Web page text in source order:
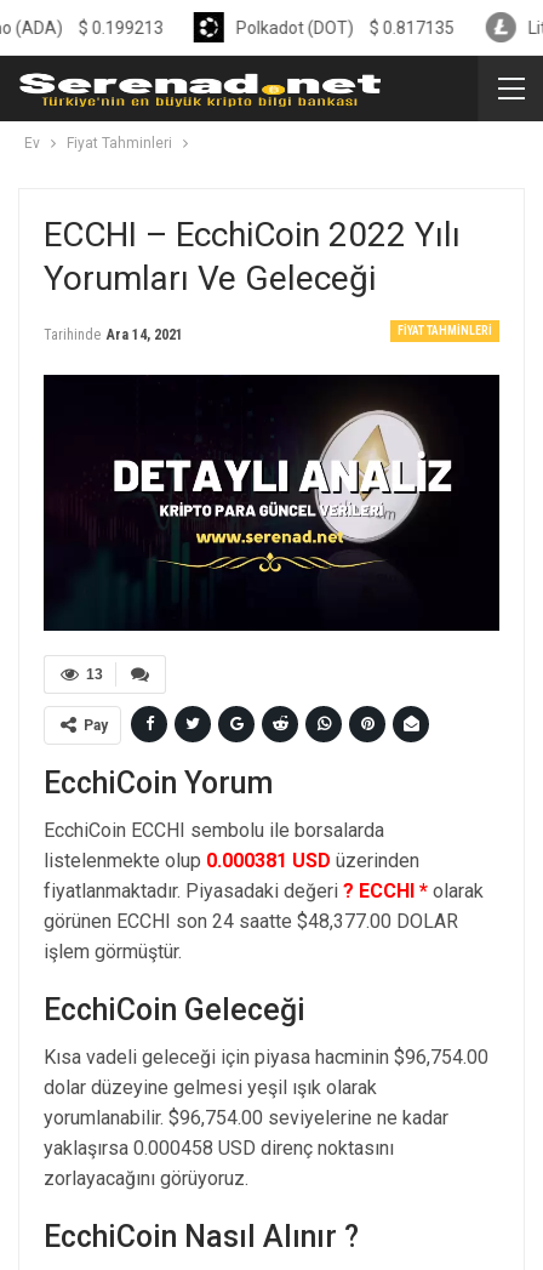
Ev Fiyat Tahminleri
ECCHI – EcchiCoin 2022 Yılı
Yorumları Ve Geleceği
FIYAT TAHMINLERI
Tarihinde Ara 14, 2021
13
Pay
EcchiCoin Yorum
EcchiCoin ECCHI sembolu ile borsalarda
listelenmekte olup 0.000381 USD üzerinden
fiyatlanmaktadır. Piyasadaki değeri ? ECCHI * olarak
görünen ECCHI son 24 saatte $48,377.00 DOLAR
işlem görmüştür.
EcchiCoin Geleceği
Kısa vadeli geleceği için piyasa hacminin $96,754.00
dolar düzeyine gelmesi yeşil ışık olarak
yorumlanabilir. $96,754.00 seviyelerine ne kadar
yaklaşırsa 0.000458 USD direnç noktasını
zorlayacağını görüyoruz.
EcchiCoin Nasıl Alınır ?
$0.199213 Polkadot (DOT) $0.817135 Litecoin